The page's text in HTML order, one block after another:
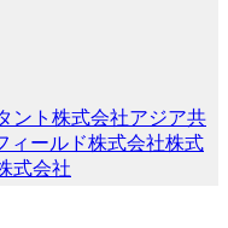
ント 株式会社アジア共
ィールド株式会社株式
式会社